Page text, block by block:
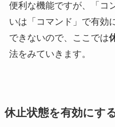
便利な機能ですが、「コ
いは「コマンド」で有効
できないので、ここでは
法をみていきます。
休止状態を有効にす